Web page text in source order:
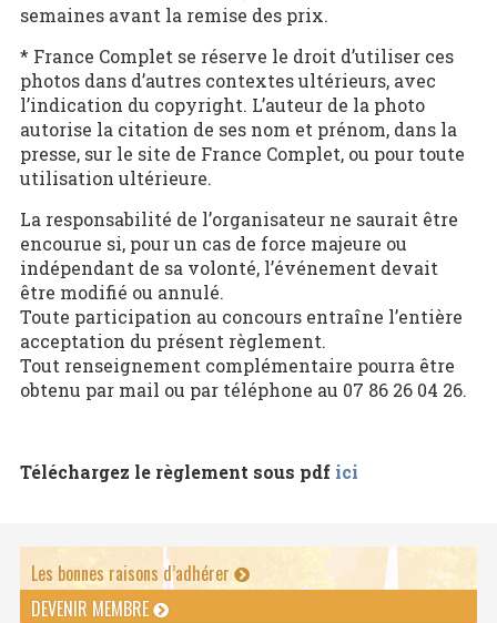
semaines avant la remise des prix.
* France Complet se réserve le droit d’utiliser ces
photos dans d’autres contextes ultérieurs, avec
l’indication du copyright. L’auteur de la photo
autorise la citation de ses nom et prénom, dans la
presse, sur le site de France Complet, ou pour toute
utilisation ultérieure.
La responsabilité de l’organisateur ne saurait être
encourue si, pour un cas de force majeure ou
indépendant de sa volonté, l’événement devait
être modifié ou annulé.
Toute participation au concours entraîne l’entière
acceptation du présent règlement.
Tout renseignement complémentaire pourra être
obtenu par mail ou par téléphone au 07 86 26 04 26.
Téléchargez le règlement sous pdf ici
Les bonnes raisons d’adhérer
DEVENIR MEMBRE